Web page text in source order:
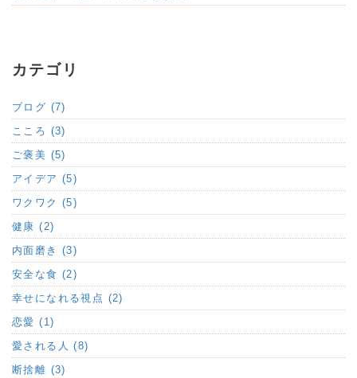
カテゴリ
ブログ (7)
こころ (3)
ご褒美 (5)
アイデア (5)
ワクワク (5)
健康 (2)
内面磨き (3)
安全な食 (2)
幸せになれる視点 (2)
恋愛 (1)
愛される人 (8)
断捨離 (3)